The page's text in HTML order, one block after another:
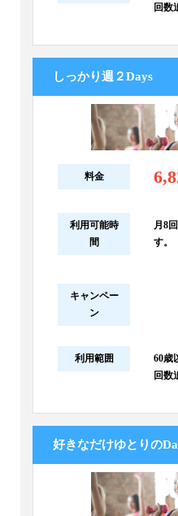
回数
しっかり週２Days
料金
利用可能時
間
月8
す。
キャンペー
ン
利用範囲
60歳
回数
好きなだけゆとりの